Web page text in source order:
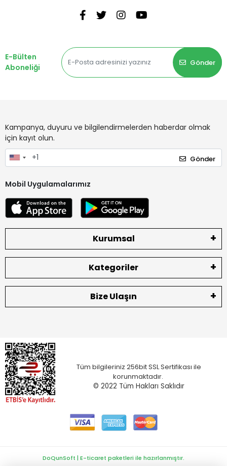
E-Bülten
Aboneliği
Gönder
Kampanya, duyuru ve bilgilendirmelerden haberdar olmak
için kayıt olun.
Gönder
Mobil Uygulamalarımız
Kurumsal
Kategoriler
Bize Ulaşın
Tüm bilgileriniz 256bit SSL Sertifikası ile
korunmaktadır.
© 2022 Tüm Hakları Saklıdır
DoQunSoft | E-ticaret paketleri ile hazırlanmıştır.